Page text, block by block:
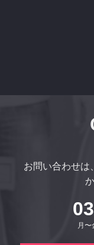
お問い合わせは
月